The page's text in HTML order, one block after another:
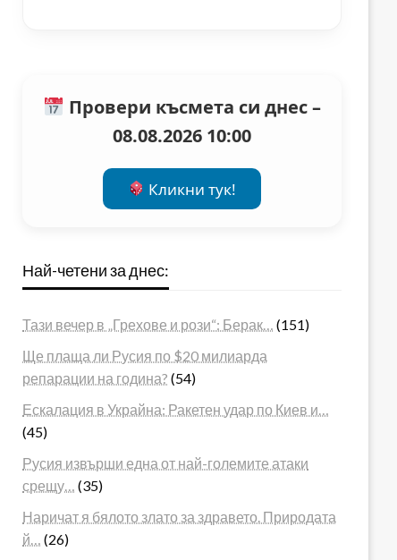
Провери късмета си днес –
08.08.2026 10:00
Кликни тук!
Най-четени за днес:
Тази вечер в „Грехове и рози“: Берак…
(151)
Ще плаща ли Русия по $20 милиарда
репарации на година? (54)
Ескалация в Украйна: Ракетен удар по Киев и…
(45)
Русия извърши една от най-големите атаки
срещу…
(35)
Наричат я бялото злато за здравето. Природата
й…
(26)